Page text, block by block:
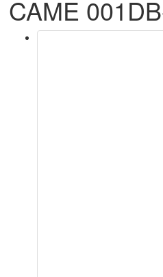
CAME